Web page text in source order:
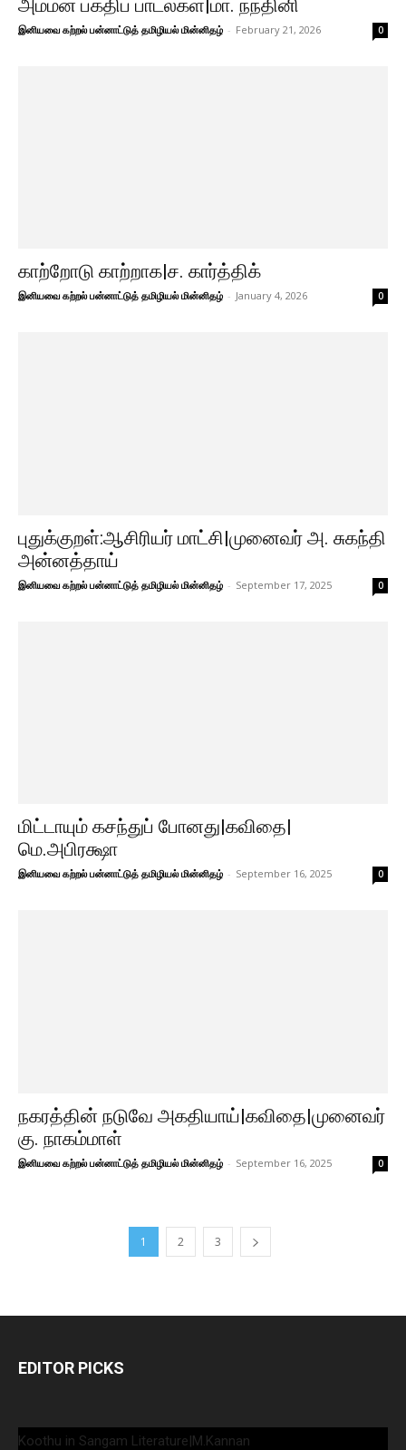
அம்மன் பக்திப் பாடல்கள்|மா. நந்தினி
இனியவை கற்றல் பன்னாட்டுத் தமிழியல் மின்னிதழ் - February 21, 2026 0
காற்றோடு காற்றாக|ச. கார்த்திக்
இனியவை கற்றல் பன்னாட்டுத் தமிழியல் மின்னிதழ் - January 4, 2026 0
புதுக்குறள்:ஆசிரியர் மாட்சி|முனைவர் அ. சுகந்தி
அன்னத்தாய்
இனியவை கற்றல் பன்னாட்டுத் தமிழியல் மின்னிதழ் - September 17, 2025 0
மிட்டாயும் கசந்துப் போனது|கவிதை|
மெ.அபிரக்ஷா
இனியவை கற்றல் பன்னாட்டுத் தமிழியல் மின்னிதழ் - September 16, 2025 0
நகரத்தின் நடுவே அகதியாய்|கவிதை|முனைவர்
கு. நாகம்மாள்
இனியவை கற்றல் பன்னாட்டுத் தமிழியல் மின்னிதழ் - September 16, 2025 0
1 2 3
EDITOR PICKS
Koothu in Sangam Literature|M.Kannan